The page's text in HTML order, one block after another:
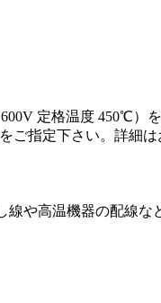
定格温度 450℃）
ご指定下さい。詳細は
や高温機器の配線な